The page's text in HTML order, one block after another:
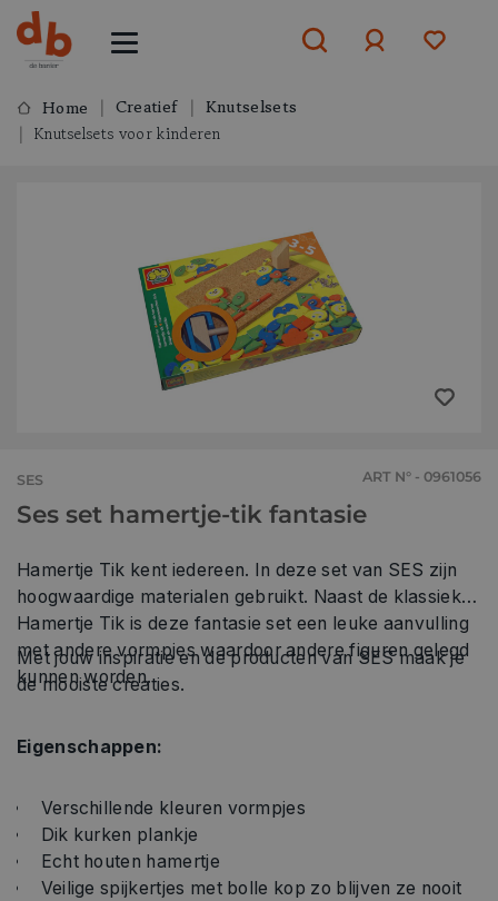
Home Creatief
Knutselsets
Knutselsets voor kinderen
SES ART N° - 0961056
Ses set hamertje-tik fantasie
Hamertje Tik kent iedereen. In deze set van SES zijn
hoogwaardige materialen gebruikt. Naast de klassieke
Hamertje Tik is deze fantasie set een leuke aanvulling
met andere vormpjes waardoor andere figuren gelegd
kunnen worden.
Met jouw inspiratie en de producten van SES maak je
de mooiste creaties.
Eigenschappen:
Verschillende kleuren vormpjes
Dik kurken plankje
Echt houten hamertje
Veilige spijkertjes met bolle kop zo blijven ze nooit